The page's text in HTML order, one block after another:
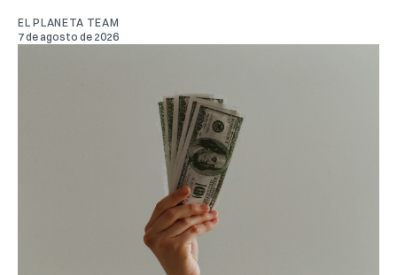
EL PLANETA TEAM
7 de agosto de 2026